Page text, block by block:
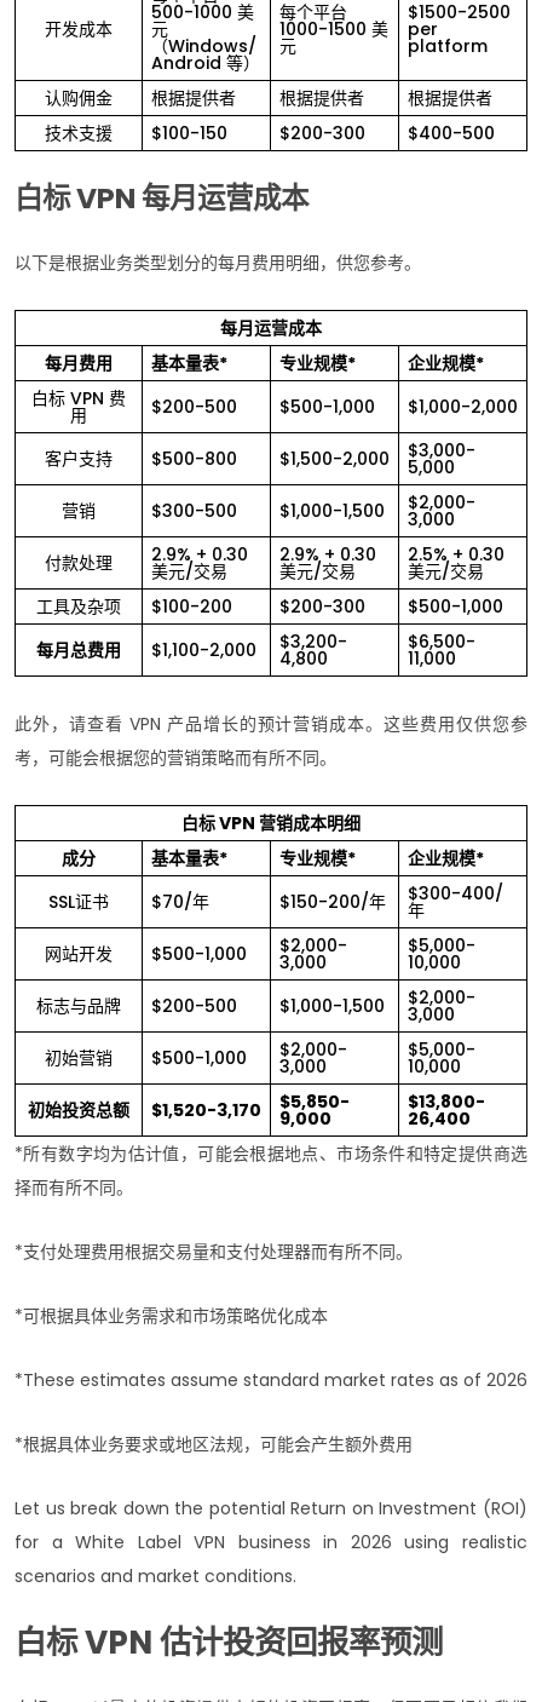
开发成本
500-1000 美
元
（Windows/
Android 等）
每个平台
1000-1500 美
元
$1500-2500
per
platform
认购佣金 根据提供者 根据提供者
根据提供者
技术支援
$100-150 $200-300 $400-500
白标 VPN 每月运营成本
以下是根据业务类型划分的每月费用明细，供您参考。
每月运营成本
每月费用
基本量表* 专业规模*
企业规模*
白标 VPN 费
用 $200-500 $500-1,000 $1,000-2,000
客户支持 $500-800 $1,500-2,000 $3,000-
5,000
营销
$300-500 $1,000-1,500 $2,000-
3,000
付款处理
2.9% + 0.30
美元/交易
2.9% + 0.30
美元/交易
2.5% + 0.30
美元/交易
工具及杂项
$100-200 $200-300
$500-1,000
每月总费用
$1,100-2,000 $3,200-
4,800
$6,500-
11,000
此外，请查看 VPN 产品增长的预计营销成本。这些费用仅供您参
考，可能会根据您的营销策略而有所不同。
白标 VPN 营销成本明细
成分
基本量表* 专业规模*
企业规模*
SSL证书
$70/年 $150-200/年 $300-400/
年
网站开发
$500-1,000 $2,000-
3,000
$5,000-
10,000
标志与品牌
$200-500 $1,000-1,500 $2,000-
3,000
初始营销
$500-1,000 $2,000-
3,000
$5,000-
10,000
初始投资总额
$1,520-3,170 $5,850-
9,000
$13,800-
26,400
*所有数字均为估计值，可能会根据地点、市场条件和特定提供商选
择而有所不同。
*支付处理费用根据交易量和支付处理器而有所不同。
*可根据具体业务需求和市场策略优化成本
*These estimates assume standard market rates as of 2026
*根据具体业务要求或地区法规，可能会产生额外费用
Let us break down the potential Return on Investment (ROI)
for a White Label VPN business in 2026 using realistic
scenarios and market conditions.
白标 VPN 估计投资回报率预测